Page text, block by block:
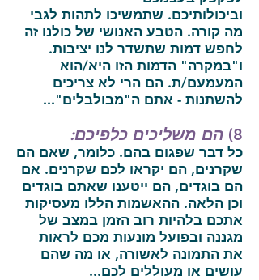
וביכולותיכם. שתמשיכו לתהות לגבי
מה קורה. הטבע האנושי של כולנו זה
לחפש דמות שתשדר לנו יציבות.
ו"במקרה" הדמות הזו היא/הוא
המעמעם/ת. הם הרי לא צריכים
להשתנות - אתם ה"מבולבלים"...
8) הם משליכים כלפיכם:
כל דבר שפגום בהם. כלומר, שאם הם
שקרנים, הם יקראו לכם שקרנים. אם
הם בוגדים, הם ייטענו שאתם בוגדים
וכן הלאה. ההאשמות הללו מעסיקות
אתכם בלהיות רוב הזמן במצב של
מגננה ובפועל מונעות מכם לראות
את התמונה לאשורה, או מה שהם
עושים או מעוללים לכם...